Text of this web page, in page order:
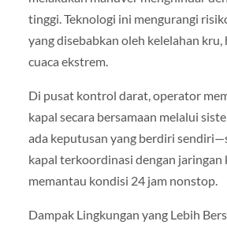
tinggi. Teknologi ini mengurangi
yang disebabkan oleh kelelahan kru,
cuaca ekstrem.
Di pusat kontrol darat, operator
kapal secara bersamaan melalui
ada keputusan yang berdiri
kapal terkoordinasi dengan jaringan
memantau kondisi 24 jam nonstop.
Dampak Lingkungan yang Lebih